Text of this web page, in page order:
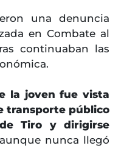
una denuncia
en Combate al
continuaban las
la joven fue vista
transporte público
Tiro y dirigirse
nunca llegó